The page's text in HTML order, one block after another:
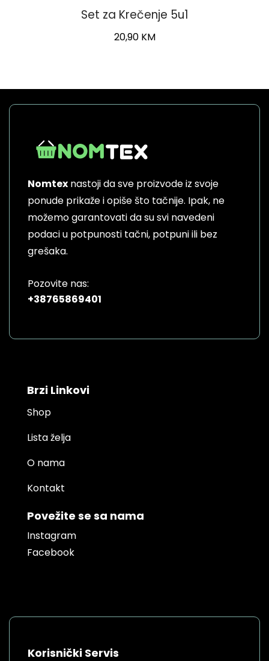
Set za Krečenje 5u1
20,90 KM
Nomtex nastoji da sve proizvode iz svoje
ponude prikaže i opiše što tačnije. Ipak, ne
možemo garantovati da su svi navedeni
podaci u potpunosti tačni, potpuni ili bez
grešaka.
Pozovite nas:
+38765869401
Brzi Linkovi
Shop
Lista želja
O nama
Kontakt
Povežite se sa nama
Instagram
Facebook
Korisnički Servis